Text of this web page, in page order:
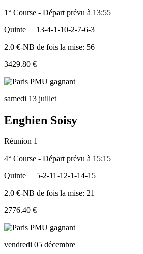
1° Course - Départ prévu à 13:55
Quinte
13-4-1-10-2-7-6-3
2.0 €-NB de fois la mise: 56
3429.80 €
samedi 13 juillet
Enghien Soisy
Réunion 1
4° Course - Départ prévu à 15:15
Quinte
5-2-11-12-1-14-15
2.0 €-NB de fois la mise: 21
2776.40 €
vendredi 05 décembre